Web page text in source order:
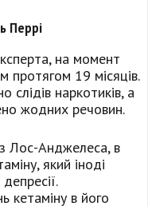
Перрі
на момент
протягом 19 місяців.
слідів наркотиків, а
жодних речовин.
Лос-Анджелеса, в
який іноді
кетаміну в його